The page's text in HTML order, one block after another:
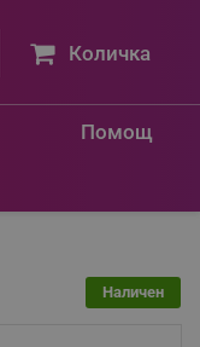
 Количка
Помощ
Наличен